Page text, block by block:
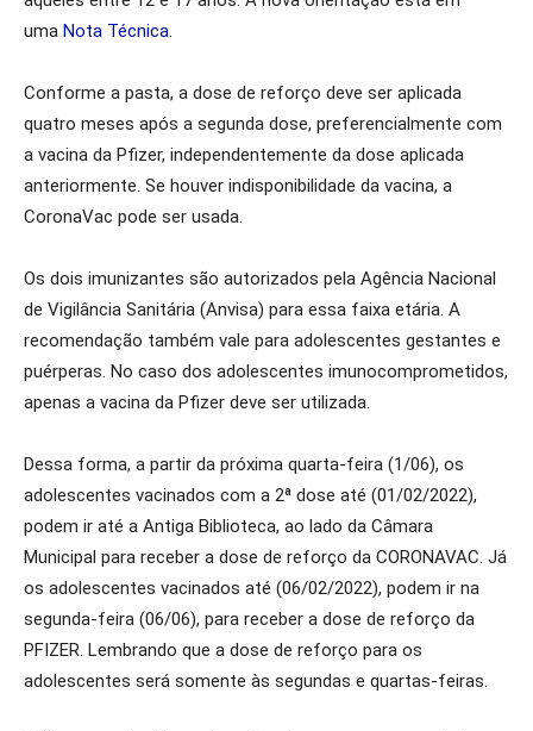
uma Nota Técnica.
Conforme a pasta, a dose de reforço deve ser aplicada
quatro meses após a segunda dose, preferencialmente com
a vacina da Pfizer, independentemente da dose aplicada
anteriormente. Se houver indisponibilidade da vacina, a
CoronaVac pode ser usada.
Os dois imunizantes são autorizados pela Agência Nacional
de Vigilância Sanitária (Anvisa) para essa faixa etária. A
recomendação também vale para adolescentes gestantes e
puérperas. No caso dos adolescentes imunocomprometidos,
apenas a vacina da Pfizer deve ser utilizada.
Dessa forma, a partir da próxima quarta-feira (1/06), os
adolescentes vacinados com a 2ª dose até (01/02/2022),
podem ir até a Antiga Biblioteca, ao lado da Câmara
Municipal para receber a dose de reforço da CORONAVAC. Já
os adolescentes vacinados até (06/02/2022), podem ir na
segunda-feira (06/06), para receber a dose de reforço da
PFIZER. Lembrando que a dose de reforço para os
adolescentes será somente às segundas e quartas-feiras.